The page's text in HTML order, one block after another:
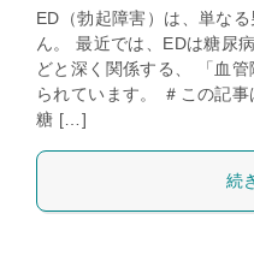
ED（勃起障害）は、単な
ん。 最近では、EDは糖尿
どと深く関係する、 「血
られています。 ＃この記
糖 […]
続